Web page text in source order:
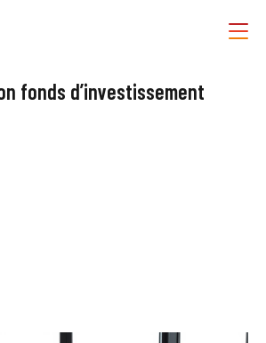
fonds d’investissement